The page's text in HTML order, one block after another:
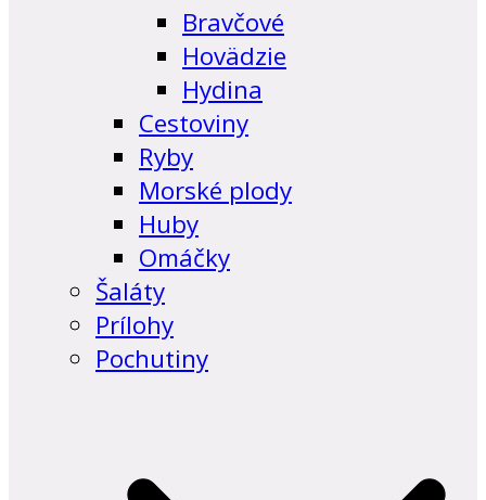
Bravčové
Hovädzie
Hydina
Cestoviny
Ryby
Morské plody
Huby
Omáčky
Šaláty
Prílohy
Pochutiny